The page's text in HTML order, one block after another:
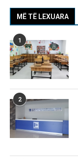
MË TË LEXUARA
1
2